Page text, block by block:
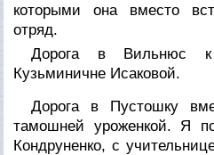
которыми она вместо
отряд.
Дорога в Вильнюс
Кузьминичне Исаковой.
Дорога в Пустошку
тамошней уроженкой. Я
Кондруненко, с